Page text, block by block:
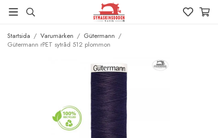
Startsida / Varumärken / Gütermann /
Gütermann rPET sytråd 512 plommon